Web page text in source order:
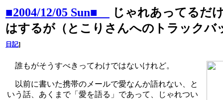
■2004/12/05 Sun■
じゃれあってるだ
はするが（とこりさんへのトラックバ
日記]
誰もがそうすべきってわけではないけれど。
以前に書いた携帯のメールで愛なんか語れない、と
いう話、あくまで「愛を語る」であって、じゃれつい